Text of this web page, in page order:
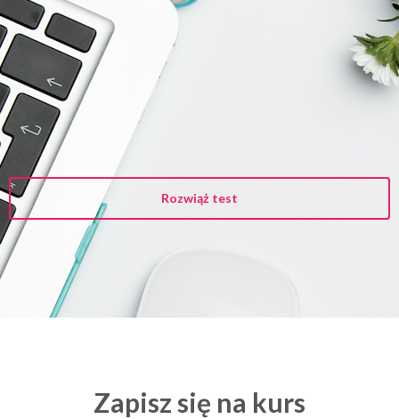
Rozwiąż test
Zapisz się na kurs